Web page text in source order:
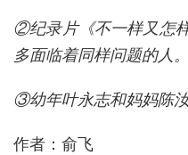
②纪录片《不一样又怎
多面临着同样问题的人。
③幼年叶永志和妈妈陈汝
作者：俞飞